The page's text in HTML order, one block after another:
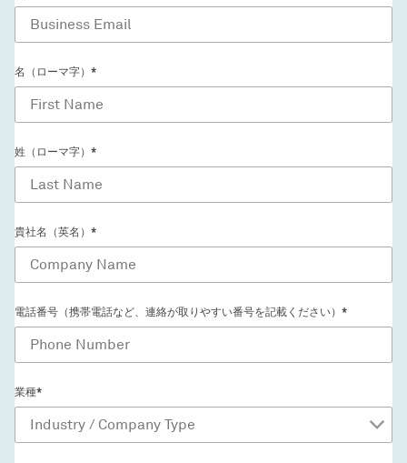
名（ローマ字）*
姓（ローマ字）*
貴社名（英名）*
電話番号（携帯電話など、連絡が取りやすい番号を記載ください）*
業種*